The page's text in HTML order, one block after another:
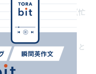
〇〇と〇〇の両立！【忙
ィングを学ぶメリットと